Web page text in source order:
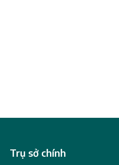
Trụ sở chính